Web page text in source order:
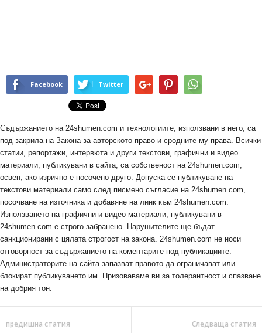
Facebook Twitter
Съдържанието на 24shumen.com и технологиите, използвани в него, са
под закрила на Закона за авторското право и сродните му права. Всички
статии, репортажи, интервюта и други текстови, графични и видео
материали, публикувани в сайта, са собственост на 24shumen.com,
освен, ако изрично е посочено друго. Допуска се публикуване на
текстови материали само след писмено съгласие на 24shumen.com,
посочване на източника и добавяне на линк към 24shumen.com.
Използването на графични и видео материали, публикувани в
24shumen.com е строго забранено. Нарушителите ще бъдат
санкционирани с цялата строгост на закона. 24shumen.com не носи
отговорност за съдържанието на коментарите под публикациите.
Администраторите на сайта запазват правото да ограничават или
блокират публикуването им. Призоваваме ви за толерантност и спазване
на добрия тон.
предишна статия Следваща статия